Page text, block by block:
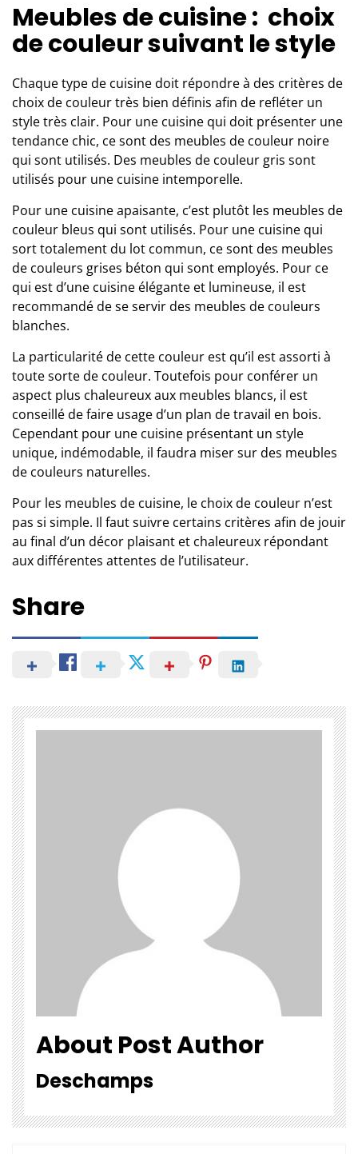
Meubles de cuisine : choix
de couleur suivant le style
Chaque type de cuisine doit répondre à des critères de
choixde couleur très bien définis afin de refléter un
style très clair. Pour une cuisine qui doit présenter une
tendance chic, ce sont des meubles de couleur noire
qui sont utilisés. Des meubles de couleur gris sont
utilisés pour une cuisine intemporelle.
Pour une cuisine apaisante, c’est plutôt les meubles de
couleur bleus qui sont utilisés. Pour une cuisine qui
sort totalement du lot commun, ce sont des meubles
de couleurs grises béton qui sont employés. Pour ce
qui est d’une cuisine élégante et lumineuse, il est
recommandé de se servir des meubles de couleurs
blanches.
La particularité de cette couleur est qu’il est assorti à
toute sorte de couleur. Toutefois pour conférer un
aspect plus chaleureux aux meubles blancs, il est
conseillé de faire usage d’un plan de travail en bois.
Cependant pour une cuisine présentant un style
unique, indémodable, il faudra miser sur des meubles
de couleurs naturelles.
Pour les meubles de cuisine, le choix de couleur n’est
pas si simple. Il faut suivre certains critères afin de jouir
au final d’un décor plaisant et chaleureux répondant
aux différentes attentes de l’utilisateur.
Share
About Post Author
Deschamps